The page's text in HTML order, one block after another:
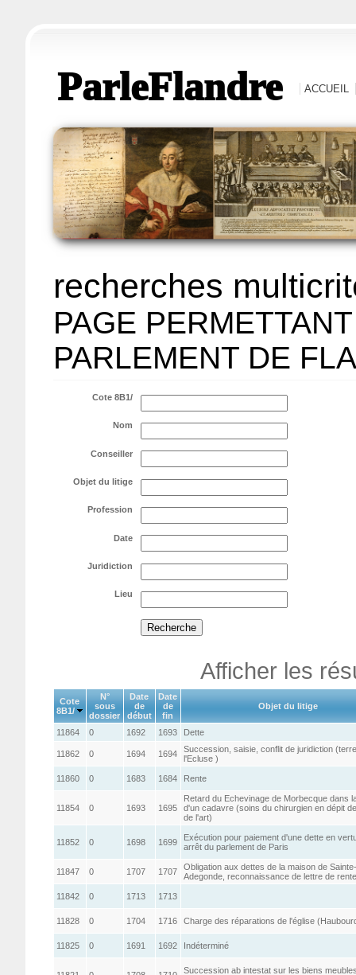
ParleFlandre ACCUEIL
recherches
PAGE
PARLEMENT DE
Cote 8B1/
Nom
Conseiller
Objet du litige
Profession
Date
Juridiction
Lieu
Afficher les
Cote
8B1/
N°
sous
dossier
Date
de
début
Date
de
fin
Objet du litige
11864 0 1692 1693 Dette
11862 0 1694 1694
Succession, saisie, conflit de juridiction
l'Ecluse )
11860 0 1683 1684 Rente
11854 0 1693 1695
Retard du Echevinage de Morbecque dans
d'un cadavre (soins du chirurgien en dépit
de l'art)
11852 0 1698 1699
Exécution pour paiement d'une dette en
arrêt du parlement de Paris
11847 0 1707 1707
Obligation aux dettes de la maison de Sainte-
Adegonde, reconnaissance de lettre de rente
11842 0 1713 1713
11828 0 1704 1716 Charge des réparations de l'église
11825 0 1691 1692 Indéterminé
Succession ab intestat sur les biens